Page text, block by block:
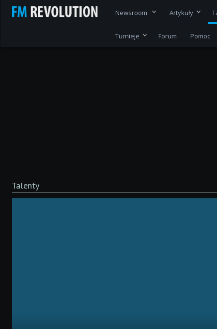
Newsroom Artykuły
Turnieje Forum Pomoc
Talenty